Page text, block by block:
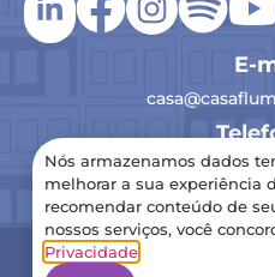
E-
(21)
2024 Casa Fluminense –
Nós armazenamos dados
melhorar a sua experiência
recomendar conteúdo de
nossos serviços, você
Privacidade.